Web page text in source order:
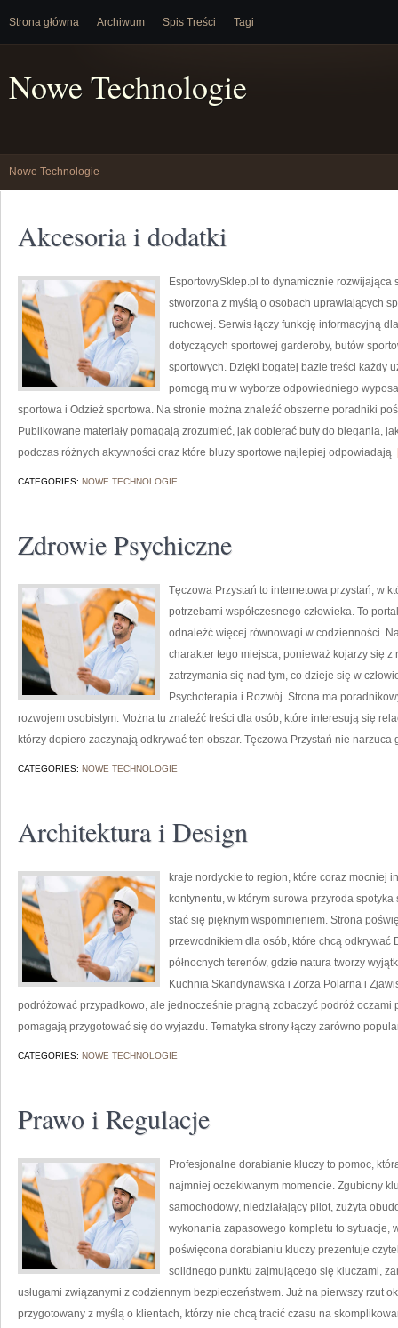
Strona główna Archiwum Spis Treści Tagi
Nowe Technologie
Nowe Technologie
Akcesoria i dodatki
EsportowySklep.pl to dynamicznie rozwijająca
stworzona z myślą o osobach uprawiających
ruchowej. Serwis łączy funkcję informacyjną
dotyczących sportowej garderoby, butów
sportowych. Dzięki bogatej bazie treści każdy
pomogą mu w wyborze odpowiedniego
sportowa i Odzież sportowa. Na stronie można znaleźć obszerne poradniki
Publikowane materiały pomagają zrozumieć, jak dobierać buty do biegania,
podczas różnych aktywności oraz które bluzy sportowe najlepiej odpowiadają
CATEGORIES: NOWE TECHNOLOGIE
Zdrowie Psychiczne
Tęczowa Przystań to internetowa przystań, w
potrzebami współczesnego człowieka. To
odnaleźć więcej równowagi w codzienności.
charakter tego miejsca, ponieważ kojarzy się
zatrzymania się nad tym, co dzieje się w
Psychoterapia i Rozwój. Strona ma
rozwojem osobistym. Można tu znaleźć treści dla osób, które interesują się
którzy dopiero zaczynają odkrywać ten obszar. Tęczowa Przystań nie narzuca
CATEGORIES: NOWE TECHNOLOGIE
Architektura i Design
kraje nordyckie to region, które coraz mocniej
kontynentu, w którym surowa przyroda
stać się pięknym wspomnieniem. Strona
przewodnikiem dla osób, które chcą
północnych terenów, gdzie natura tworzy
Kuchnia Skandynawska i Zorza Polarna i
podróżować przypadkowo, ale jednocześnie pragną zobaczyć podróż oczami
pomagają przygotować się do wyjazdu. Tematyka strony łączy zarówno
CATEGORIES: NOWE TECHNOLOGIE
Prawo i Regulacje
Profesjonalne dorabianie kluczy to pomoc,
najmniej oczekiwanym momencie. Zgubiony
samochodowy, niedziałający pilot, zużyta
wykonania zapasowego kompletu to sytuacje,
poświęcona dorabianiu kluczy prezentuje
solidnego punktu zajmującego się kluczami,
usługami związanymi z codziennym bezpieczeństwem. Już na pierwszy rzut
przygotowany z myślą o klientach, którzy nie chcą tracić czasu na